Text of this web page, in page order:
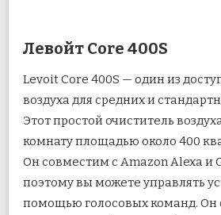
Левойт Core 400S
Levoit Core 400S — один из
воздуха для средних и
Этот простой очиститель
комнату площадью около 400
Он совместим с Amazon Alexa и
поэтому вы можете управлять
помощью голосовых команд. Он